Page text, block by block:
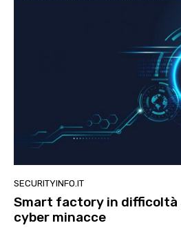
SECURITYINFO.IT
Smart factory in difficoltà
cyber minacce